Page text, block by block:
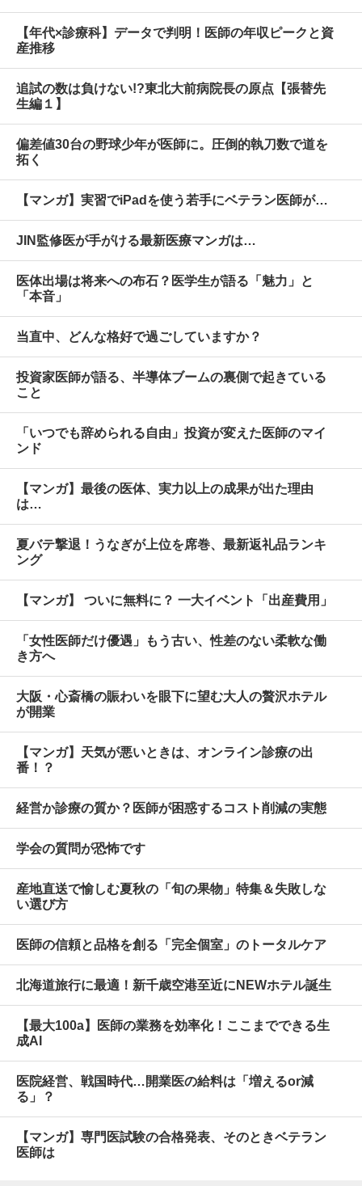
【年代×診療科】データで判明！医師の年収ピークと資
産推移
追試の数は負けない!?東北大前病院長の原点【張替先
生編１】
偏差値30台の野球少年が医師に。圧倒的執刀数で道を
拓く
【マンガ】実習でiPadを使う若手にベテラン医師が…
JIN監修医が手がける最新医療マンガは…
医体出場は将来への布石？医学生が語る「魅力」と
「本音」
当直中、どんな格好で過ごしていますか？
投資家医師が語る、半導体ブームの裏側で起きている
こと
「いつでも辞められる自由」投資が変えた医師のマイ
ンド
【マンガ】最後の医体、実力以上の成果が出た理由
は…
夏バテ撃退！うなぎが上位を席巻、最新返礼品ランキ
ング
【マンガ】 ついに無料に？ 一大イベント「出産費用」
「女性医師だけ優遇」もう古い、性差のない柔軟な働
き方へ
大阪・心斎橋の賑わいを眼下に望む大人の贅沢ホテル
が開業
【マンガ】天気が悪いときは、オンライン診療の出
番！？
経営か診療の質か？医師が困惑するコスト削減の実態
学会の質問が恐怖です
産地直送で愉しむ夏秋の「旬の果物」特集＆失敗しな
い選び方
医師の信頼と品格を創る「完全個室」のトータルケア
北海道旅行に最適！新千歳空港至近にNEWホテル誕生
【最大100a】医師の業務を効率化！ここまでできる生
成AI
医院経営、戦国時代…開業医の給料は「増えるor減
る」？
【マンガ】専門医試験の合格発表、そのときベテラン
医師は